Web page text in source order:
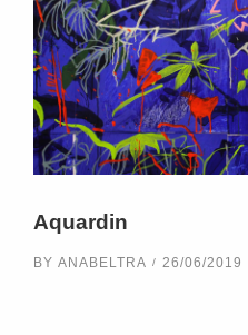
Aquardin
BY ANABELTRA 26/06/2019